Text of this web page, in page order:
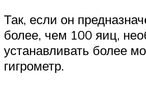
Так, если он
более, чем 100 яиц,
устанавливать более
гигрометр.